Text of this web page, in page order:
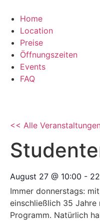
Home
Location
Preise
Öffnungszeiten
Events
FAQ
<< Alle
August 27 @ 10:00 -
Immer donnerstags:
einschließlich 35
Programm. Natürlich